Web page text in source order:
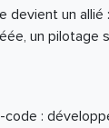
devient un
un pilotage
code :